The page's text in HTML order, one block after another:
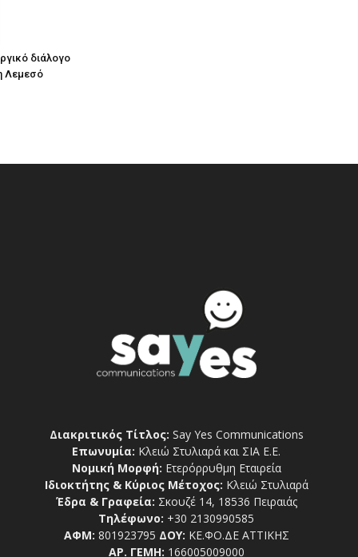
διάλογο
Λεμεσό
Διακριτικός Τίτλος: Say Yes Communications
Επωνυμία: Κλειώ Στυλιαρά και ΣΙΑ Ε.Ε.
Νομική Μορφή: Ετερόρρυθμη Εταιρεία
Ιδιοκτήτης & Κύριος Μέτοχος: Κλειώ Στυλιαρά
Έδρα & Γραφεία: Σκουζέ 14, 18536 Πειραιάς
Τηλέφωνο: +30 2130990585
ΑΦΜ: 801923795 ΔΟΥ: ΚΕ.ΦΟ.ΔΕ ΑΤΤΙΚΗΣ
ΑΡ. ΓΕΜΗ: 166005009000